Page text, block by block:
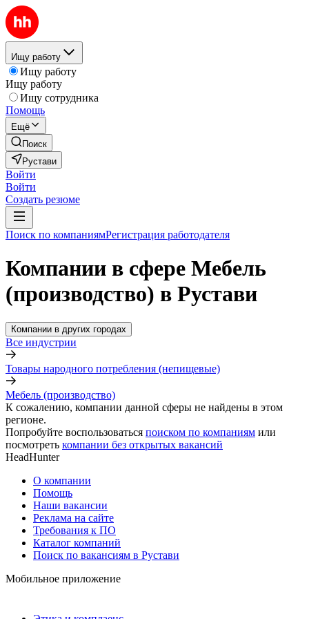
Ищу работу
Ищу работу
Ищу работу
Ищу сотрудника
Помощь
Ещё
Поиск
Рустави
Войти
Войти
Создать резюме
Поиск по компаниямРегистрация работодателя
Компании в сфере Мебель
(производство) в Рустави
Компании в других городах
Все индустрии
Товары народного потребления (непищевые)
Мебель (производство)
К сожалению, компании данной сферы не найдены в этом
регионе.
Попробуйте воспользоваться поиском по компаниям или
посмотреть компании без открытых вакансий
HeadHunter
О компании
Помощь
Наши вакансии
Реклама на сайте
Требования к ПО
Каталог компаний
Поиск по вакансиям в Рустави
Мобильное приложение